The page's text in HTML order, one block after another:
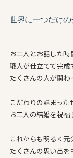
世界に一つだけ
お二人とお話した時
職人が仕立てて完成
たくさんの人が関わ
こだわりの詰まっ
お二人の結婚を祝福
これからも明るく元
たくさんの思い出を